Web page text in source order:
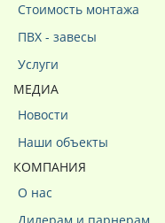
Стоимость монтажа
ПВХ - завесы
Услуги
МЕДИА
Новости
Наши объекты
КОМПАНИЯ
О нас